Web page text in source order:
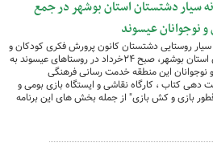
سیار دشتستان استان بوشهر در جمع
نوجوانان عیسوند
سیار روستایی دشتستان کانون پرورش فکری کودکان و
نوجوانان استان بوشهر، صبح ۲۴خرداد در روستاهای عیسوند به
نوجوانان این منطقه خدمت رسانی فرهنگی
کتاب ، کارگاه نقاشی و ایستگاه بازی بومی و
بازی و کش بازی" از جمله بخش های این برنامه